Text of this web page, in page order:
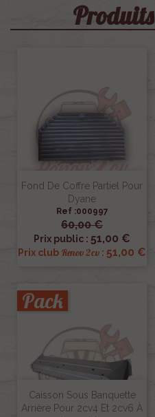
Fond De Coffre Partiel Pour
Dyane
Ref :000997
60,00 €
Prix public : 51,00 €
Prix club Renov 2cv : 51,00 €
Caisson Sous Banquette
Arrière Pour 2cv4 Et 2cv6 À
Pack